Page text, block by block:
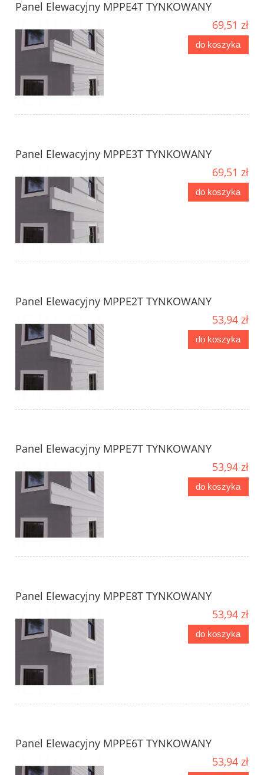
Panel Elewacyjny MPPE4T TYNKOWANY
69,51 zł
do koszyka
Panel Elewacyjny MPPE3T TYNKOWANY
69,51 zł
do koszyka
Panel Elewacyjny MPPE2T TYNKOWANY
53,94 zł
do koszyka
Panel Elewacyjny MPPE7T TYNKOWANY
53,94 zł
do koszyka
Panel Elewacyjny MPPE8T TYNKOWANY
53,94 zł
do koszyka
Panel Elewacyjny MPPE6T TYNKOWANY
53,94 zł